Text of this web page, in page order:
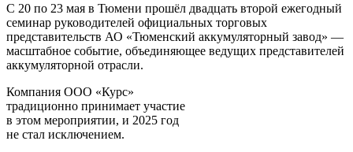
С 20 по 23 мая в Тюмени прошёл двадцать второй ежегодный
семинар руководителей официальных торговых
представительств АО «Тюменский аккумуляторный завод» —
масштабное событие, объединяющее ведущих представителей
аккумуляторной отрасли.
Компания ООО «Курс»
традиционно принимает участие
в этом мероприятии, и 2025 год
не стал исключением.